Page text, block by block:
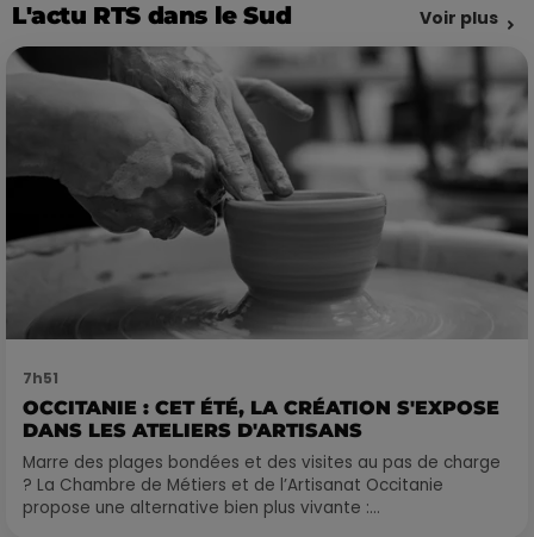
L'actu RTS dans le Sud Voir plus
7h51
OCCITANIE : CET ÉTÉ, LA CRÉATION S'EXPOSE
DANS LES ATELIERS D'ARTISANS
Marre des plages bondées et des visites au pas de charge
? La Chambre de Métiers et de l’Artisanat Occitanie
propose une alternative bien plus vivante :...